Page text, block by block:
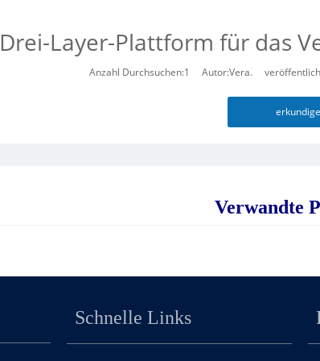
Drei-Layer-Plattform für das
Anzahl Durchsuchen:1 Autor:Vera.
Verwandte
Schnelle Links